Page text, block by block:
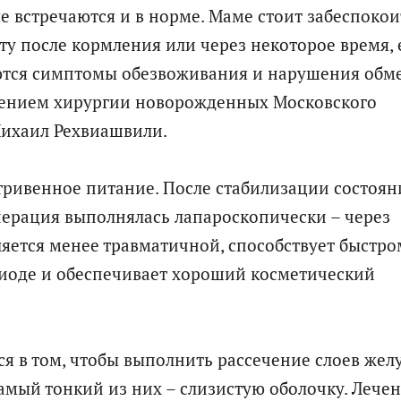
встречаются и в норме. Маме стоит
после кормления или через некоторое время,
симптомы обезвоживания и нарушения
хирургии новорожденных Московского
Рехвиашвили.
питание. После стабилизации
выполнялась лапароскопически – через
менее травматичной, способствует
и обеспечивает хороший косметический
в том, чтобы выполнить рассечение слоев
тонкий из них – слизистую оболочку.